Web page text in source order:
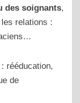
des soignants,
relations :
: rééducation,
de